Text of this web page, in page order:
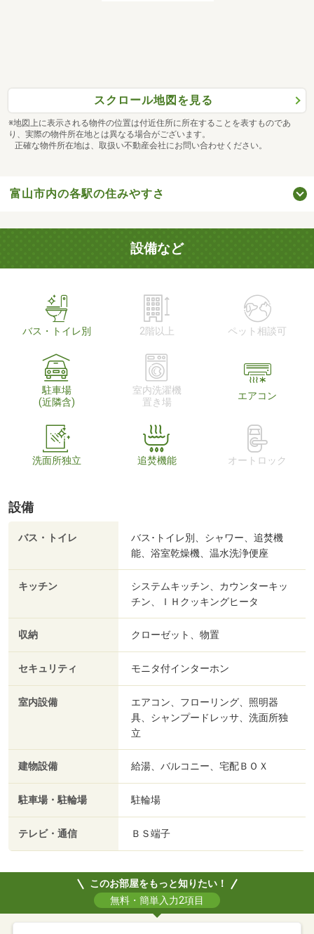
スクロール地図を見る
※地図上に表示される物件の位置は付近住所に所在することを表すものであ
り、実際の物件所在地とは異なる場合がございます。
正確な物件所在地は、取扱い不動産会社にお問い合わせください。
富山市内の各駅の住みやすさ
設備など
バス・トイレ別 2階以上 ペット相談可
駐車場
(近隣含)
室内洗濯機
置き場
エアコン
洗面所独立 追焚機能 オートロック
設備
バス・トイレ
バス･トイレ別、シャワー、追焚機
能、浴室乾燥機、温水洗浄便座
キッチン
システムキッチン、カウンターキッ
チン、ＩＨクッキングヒータ
収納 クローゼット、物置
セキュリティ モニタ付インターホン
室内設備
エアコン、フローリング、照明器
具、シャンプードレッサ、洗面所独
立
建物設備 給湯、バルコニー、宅配ＢＯＸ
駐車場・駐輪場 駐輪場
テレビ・通信 ＢＳ端子
このお部屋をもっと知りたい！
無料・簡単入力2項目